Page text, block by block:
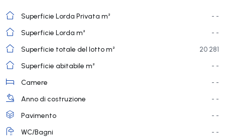
Superficie Lorda Privata m²
- -
Superficie Lorda m²
- -
Superficie totale del lotto m²
20 281
Superficie abitabile m²
- -
Camere
- -
Anno di costruzione
- -
Pavimento
- -
WC/Bagni
- -